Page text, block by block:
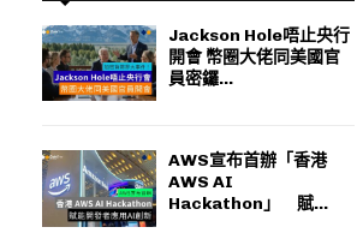
Jackson Hole唔止央行
開會 幣圈大佬同美國官
員密鑼...
AWS宣布首辦「香港
AWS AI
Hackathon」 賦...